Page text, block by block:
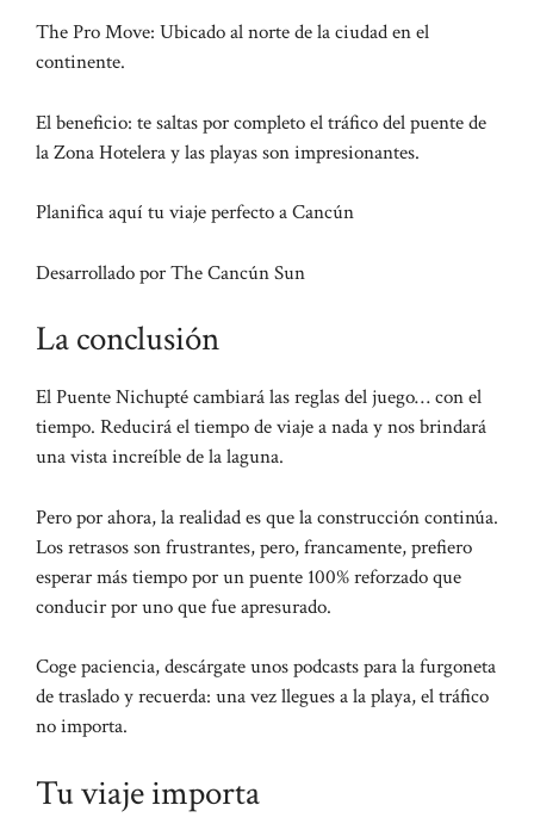
The Pro Move: Ubicado al norte de la ciudad en el
continente.
El beneficio: te saltas por completo el tráfico del puente de
la Zona Hotelera y las playas son impresionantes.
Planifica aquí tu viaje perfecto a Cancún
Desarrollado por The Cancún Sun
La conclusión
El Puente Nichupté cambiará las reglas del juego… con el
tiempo. Reducirá el tiempo de viaje a nada y nos brindará
una vista increíble de la laguna.
Pero por ahora, la realidad es que la construcción continúa.
Los retrasos son frustrantes, pero, francamente, prefiero
esperar más tiempo por un puente 100% reforzado que
conducir por uno que fue apresurado.
Coge paciencia, descárgate unos podcasts para la furgoneta
de traslado y recuerda: una vez llegues a la playa, el tráfico
no importa.
Tu viaje importa